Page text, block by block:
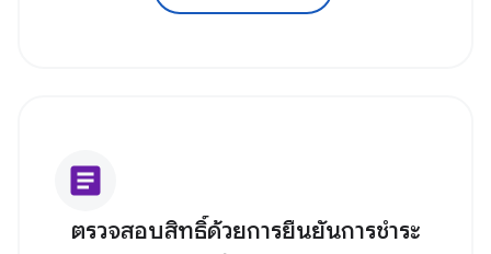
article
ตรวจสอบสิทธิ์ด้วยการยืนยันการชำระ